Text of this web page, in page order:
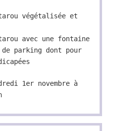
végétalisée et
avec une fontaine
parking dont pour
1er novembre à